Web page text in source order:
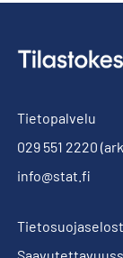
Tietopalvelu
029 551 2220
info@stat.fi